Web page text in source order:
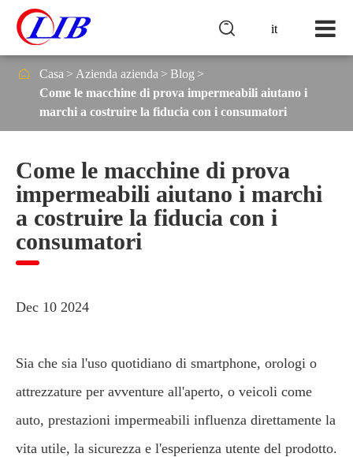
it

 Casa Azienda azienda
Blog
Come le macchine di prova impermeabili aiutano i
marchi a costruire la fiducia con i consumatori
Come le macchine di prova
impermeabili aiutano i marchi
a costruire la fiducia con i
consumatori
Dec 10 2024
Sia che sia l'uso quotidiano di smartphone, orologi o
attrezzature per avventure all'aperto, o veicoli come
auto, prestazioni impermeabili influenza direttamente la
vita utile, la sicurezza e l'esperienza utente del prodotto.